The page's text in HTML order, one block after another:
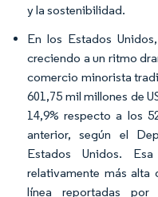
y la sostenibilidad.
En los Estados
creciendo a un ritmo
comercio minorista
601,75 mil millones de
14,9% respecto a los
anterior, según el
Estados Unidos.
relativamente más alta
línea reportadas por